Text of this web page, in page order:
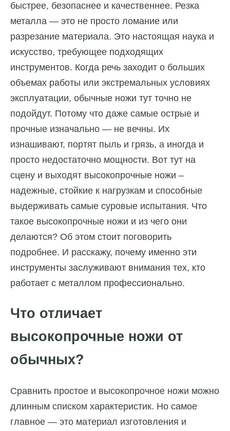
быстрее, безопаснее и качественнее. Резка
металла — это не просто ломание или
разрезание материала. Это настоящая наука и
искусство, требующее подходящих
инструментов. Когда речь заходит о больших
объемах работы или экстремальных условиях
эксплуатации, обычные ножи тут точно не
подойдут. Потому что даже самые острые и
прочные изначально — не вечны. Их
изнашивают, портят пыль и грязь, а иногда и
просто недостаточно мощности. Вот тут на
сцену и выходят высокопрочные ножи –
надежные, стойкие к нагрузкам и способные
выдерживать самые суровые испытания. Что
такое высокопрочные ножи и из чего они
делаются? Об этом стоит поговорить
подробнее. И расскажу, почему именно эти
инструменты заслуживают внимания тех, кто
работает с металлом профессионально.
Что отличает
высокопрочные ножи от
обычных?
Сравнить простое и высокопрочное ножи можно
длинным списком характеристик. Но самое
главное — это материал изготовления и